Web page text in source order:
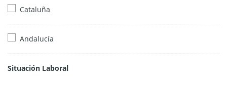
Cataluña
Andalucía
Situación Laboral